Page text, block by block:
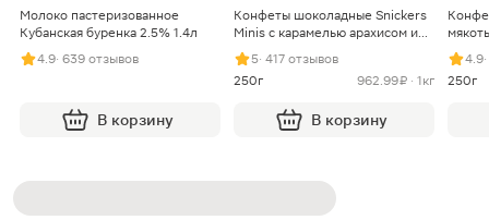
Молоко пастеризованное
Кубанская буренка 2.5% 1.4л
4.9· 639 отзывов
В корзину
Конфеты шоколадные Snickers
Minis с карамелью арахисом и
нугой
5· 417 отзывов
250г
962.99 ₽ · 1кг
В корзину
4.9
250г